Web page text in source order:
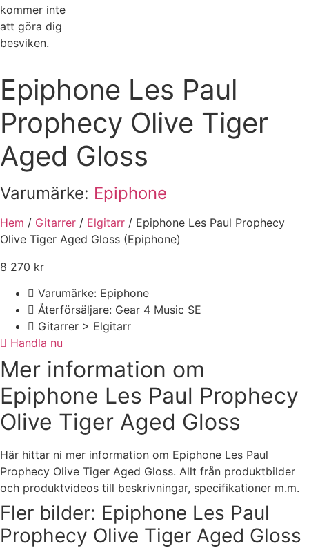
Epiphone Les Paul
Prophecy Olive Tiger
Aged Gloss
Varumärke: Epiphone
Hem / Gitarrer / Elgitarr / Epiphone Les Paul Prophecy
Olive Tiger Aged Gloss (Epiphone)
8 270 kr
Varumärke: Epiphone
Återförsäljare: Gear 4 Music SE
Gitarrer > Elgitarr
Handla nu
Mer information om
Epiphone Les Paul Prophecy
Olive Tiger Aged Gloss
Här hittar ni mer information om Epiphone Les Paul
Prophecy Olive Tiger Aged Gloss. Allt från produktbilder
och produktvideos till beskrivningar, specifikationer m.m.
Fler bilder: Epiphone Les Paul
Prophecy Olive Tiger Aged Gloss